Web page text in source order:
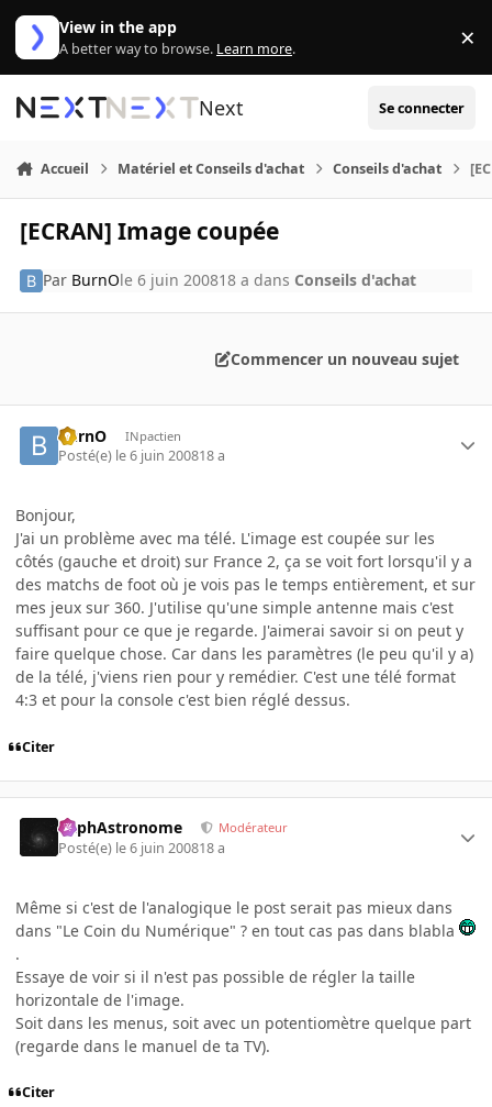
Aller au contenu
View in the app
A better way to browse. Learn more. ×
Next Se connecter
Accueil Matériel et Conseils d'achat Conseils d'achat
[ECRAN] Image coupée
Par BurnOle 6 juin 200818 a dans Conseils d'achat
Commencer un nouveau sujet
BurnO INpactien
Posté(e) le 6 juin 200818 a
Bonjour,
J'ai un problème avec ma télé. L'image est coupée sur les
côtés (gauche et droit) sur France 2, ça se voit fort lorsqu'il y a
des matchs de foot où je vois pas le temps entièrement, et sur
mes jeux sur 360. J'utilise qu'une simple antenne mais c'est
suffisant pour ce que je regarde. J'aimerai savoir si on peut y
faire quelque chose. Car dans les paramètres (le peu qu'il y a)
de la télé, j'viens rien pour y remédier. C'est une télé format
4:3 et pour la console c'est bien réglé dessus.
Citer
RaphAstronome Modérateur
Posté(e) le 6 juin 200818 a
Même si c'est de l'analogique le post serait pas mieux dans
dans "Le Coin du Numérique" ? en tout cas pas dans blabla
.
Essaye de voir si il n'est pas possible de régler la taille
horizontale de l'image.
Soit dans les menus, soit avec un potentiomètre quelque part
(regarde dans le manuel de ta TV).
Citer